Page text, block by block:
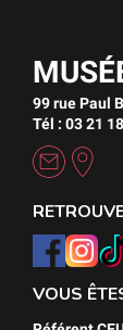
99 rue Paul
Tél : 03 21
VOUS